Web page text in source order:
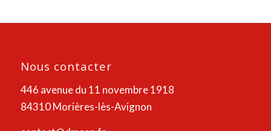
Nous contacter
446 avenue du 11 novembre 1918
84310 Morières-lès-Avignon